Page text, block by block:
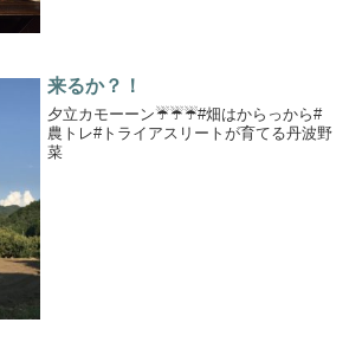
来るか？！
夕立カモーーン☔️☔️☔️#畑はからっから#
農トレ#トライアスリートが育てる丹波野
菜